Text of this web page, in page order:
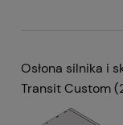
T7, Multivan Family
Osłona silnika i
Transit Custom